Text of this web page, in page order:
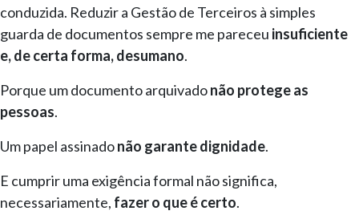
conduzida. Reduzir a Gestão de Terceiros à simples
guarda de documentos sempre me pareceu insuficiente
e, de certa forma, desumano.
Porque um documento arquivadonão protege as
pessoas.
Um papel assinadonão garante dignidade.
E cumprir uma exigência formal não significa,
necessariamente, fazer o que é certo.